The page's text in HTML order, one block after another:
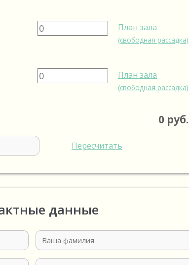
План зала
(свободная рассадка)
План зала
(свободная рассадка)
0 руб.
Пересчитать
данные